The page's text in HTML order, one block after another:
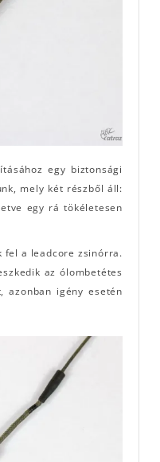
egy biztonsági
mely két részből áll:
egy rá tökéletesen
fel a leadcore zsinórra.
az ólombetétes
azonban igény esetén